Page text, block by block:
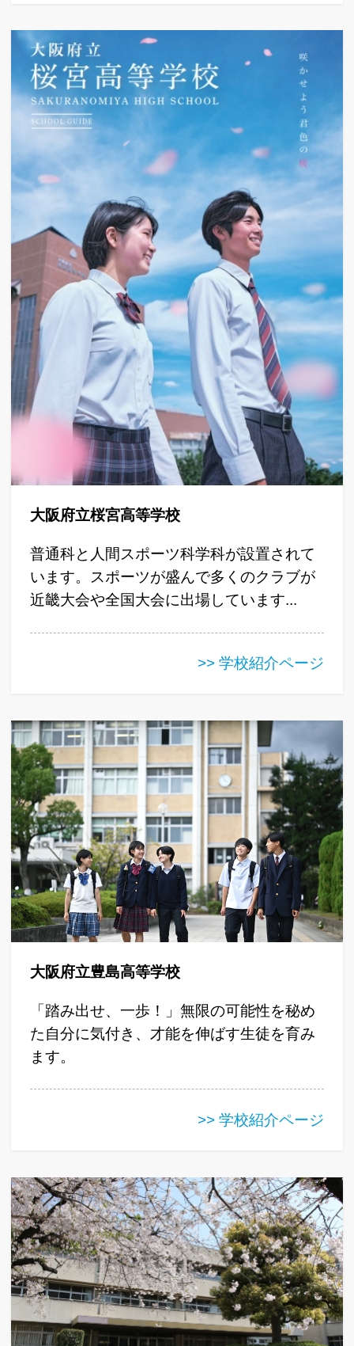
大阪府立桜宮高等学校
普通科と人間スポーツ科学科が設置されて
います。スポーツが盛んで多くのクラブが
近畿大会や全国大会に出場しています...
>> 学校紹介ページ
大阪府立豊島高等学校
「踏み出せ、一歩！」無限の可能性を秘め
た自分に気付き、才能を伸ばす生徒を育み
ます。
>> 学校紹介ページ